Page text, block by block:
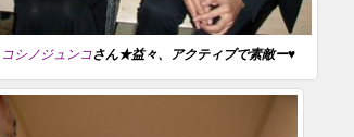
コシノジュンコさん★益々、アクティブで素敵ー♥